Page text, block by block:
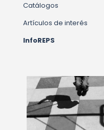
Catálogos
Artículos de interés
InfoREPS